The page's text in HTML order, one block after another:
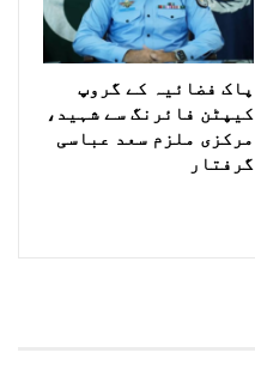
پاک فضائیہ کے گروپ
کیپٹن فائرنگ سے شہید،
مرکزی ملزم سعد عباسی
گرفتار